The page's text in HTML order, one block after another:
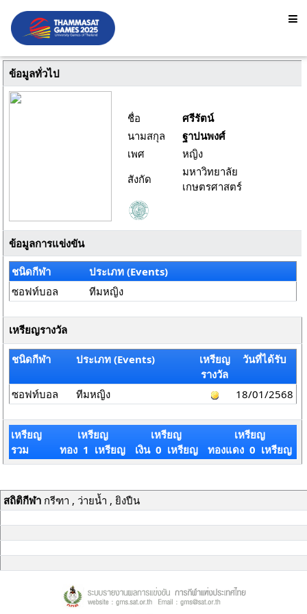
ข้อมูลทั่วไป
ชื่อ
ศรีรัตน์
นามสกุล
ฐาปนพงศ์
เพศ
หญิง
สังกัด
มหาวิทยาลัย
เกษตรศาสตร์
ข้อมูลการแข่งขัน
ชนิดกีฬา
ประเภท (Events)
ซอฟท์บอล
ทีมหญิง
เหรียญรางวัล
ชนิดกีฬา ประเภท (Events)
เหรียญ
รางวัล
วันที่ได้รับ
ซอฟท์บอล ทีมหญิง 18/01/2568
เหรียญ
รวม
เหรียญ
ทอง 1 เหรียญ
เหรียญ
เงิน 0 เหรียญ
เหรียญ
ทองแดง 0 เหรียญ
สถิติกีฬากรีฑา , ว่ายน้ำ , ยิงปืน